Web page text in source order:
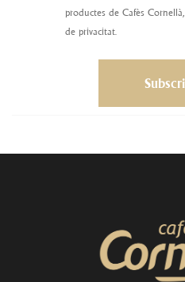
productes de Cafès
de privacitat.